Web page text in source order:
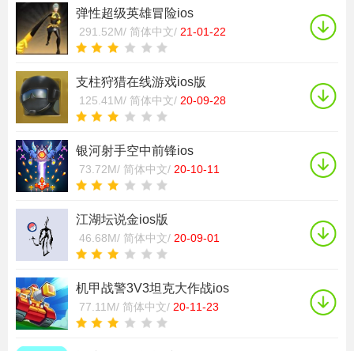
弹性超级英雄冒险ios
291.52M/ 简体中文/ 21-01-22
支柱狩猎在线游戏ios版
125.41M/ 简体中文/ 20-09-28
银河射手空中前锋ios
73.72M/ 简体中文/ 20-10-11
江湖坛说金ios版
46.68M/ 简体中文/ 20-09-01
机甲战警3V3坦克大作战ios
77.11M/ 简体中文/ 20-11-23